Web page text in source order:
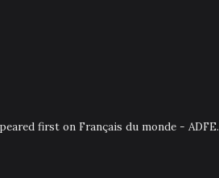
first on Français du monde - ADFE.